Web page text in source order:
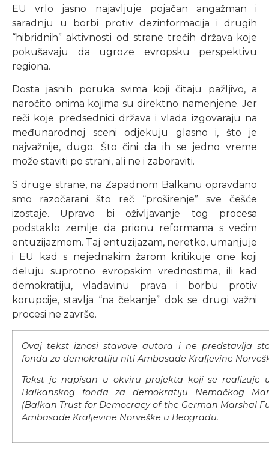
EU vrlo jasno najavljuje pojačan angažman i
saradnju u borbi protiv dezinformacija i drugih
“hibridnih” aktivnosti od strane trećih država koje
pokušavaju da ugroze evropsku perspektivu
regiona.
Dosta jasnih poruka svima koji čitaju pažljivo, a
naročito onima kojima su direktno namenjene. Jer
reči koje predsednici država i vlada izgovaraju na
međunarodnoj sceni odjekuju glasno i, što je
najvažnije, dugo. Što čini da ih se jedno vreme
može staviti po strani, ali ne i zaboraviti.
S druge strane, na Zapadnom Balkanu opravdano
smo razočarani što reč “proširenje” sve češće
izostaje. Upravo bi oživljavanje tog procesa
podstaklo zemlje da prionu reformama s većim
entuzijazmom. Taj entuzijazam, neretko, umanjuje
i EU kad s nejednakim žarom kritikuje one koji
deluju suprotno evropskim vrednostima, ili kad
demokratiju, vladavinu prava i borbu protiv
korupcije, stavlja “na čekanje” dok se drugi važni
procesi ne završe.
Ovaj tekst iznosi stavove autora i ne predstavlja
fonda za demokratiju niti Ambasade Kraljevine
Tekst je napisan u okviru projekta koji se realizuje
Balkanskog fonda za demokratiju Nemačkog
(Balkan Trust for Democracy of the German Marshal
Ambasade Kraljevine Norveške u Beogradu.